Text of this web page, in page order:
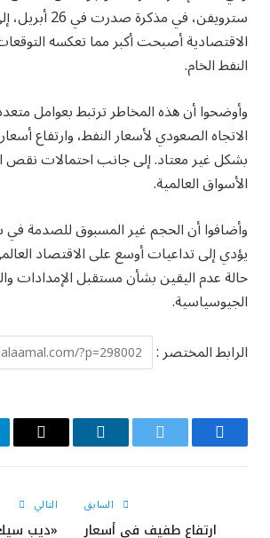
سترويفن، في
الاقتصادية أصبحت أكبر مما تعكسه
النفط الخام.
وأوضحوا أن هذه المخاطر ترتبط بعوامل
الاتجاه الصعودي لأسعار النفط، وارتفاع
بشكل غير معتاد. إلى جانب احتمالات
الأسواق العالمية.
وأضافوا أن الحجم غير المسبوق للصدمة
يؤدي إلى تداعيات أوسع على الاقتصاد
حالة عدم اليقين بشأن مستقبل الإمدادات
الجيوسياسية.
الرابط المختصر :
فيسبوك تويتر لينكدإن
البريد
السابق
ارتفاع طفيف في أسعار
التالي
«ديب